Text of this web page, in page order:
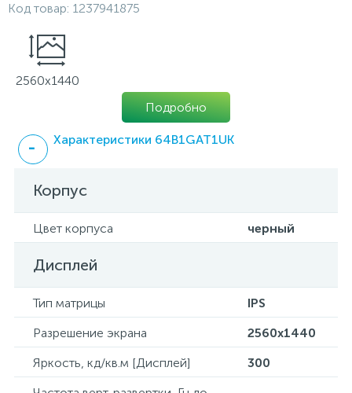
Код товар: 1237941875
2560x1440
Подробно
Характеристики 64B1GAT1UK
Корпус
Цвет корпуса черный
Дисплей
Тип матрицы
IPS
Разрешение экрана
2560x1440
Яркость, кд/кв.м [Дисплей]
300